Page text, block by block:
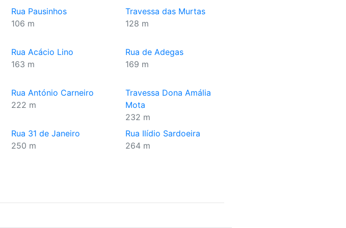
Rua Pausinhos
106 m
Travessa das Murtas
128 m
Rua Acácio Lino
163 m
Rua de Adegas
169 m
Rua António Carneiro
222 m
Travessa Dona Amália
Mota
232 m
Rua 31 de Janeiro
250 m
Rua Ilídio Sardoeira
264 m